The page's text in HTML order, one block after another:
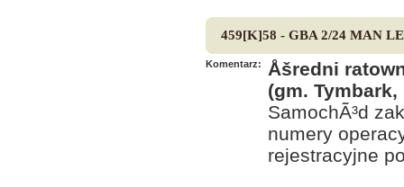
459[K]58 - GBA 2/24 MAN
Komentarz:
Åšredni
(gm.
SamochÃ³d
numery
rejestracyjne